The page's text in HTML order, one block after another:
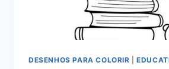
DESENHOS PARA COLORIR |